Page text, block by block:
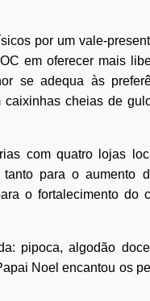
por um vale-
em oferecer mais
se adequa às
cheias de
com quatro lojas
para o aumento
o fortalecimento do
pipoca, algodão
Noel encantou os